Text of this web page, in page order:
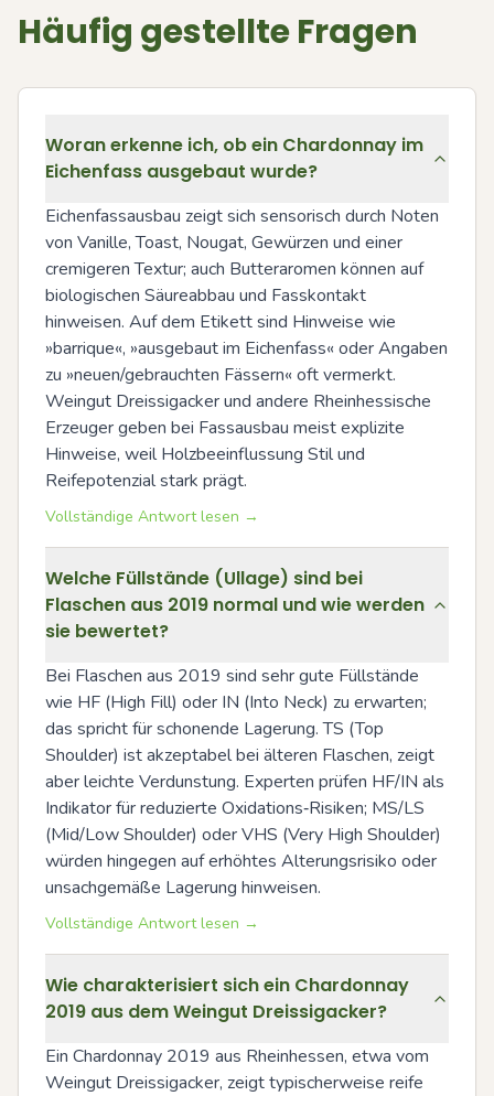
Häufig gestellte Fragen
Woran erkenne ich, ob ein Chardonnay im
Eichenfass ausgebaut wurde?
Eichenfassausbau zeigt sich sensorisch durch Noten
von Vanille, Toast, Nougat, Gewürzen und einer
cremigeren Textur; auch Butteraromen können auf
biologischen Säureabbau und Fasskontakt
hinweisen. Auf dem Etikett sind Hinweise wie
»barrique«, »ausgebaut im Eichenfass« oder Angaben
zu »neuen/gebrauchten Fässern« oft vermerkt.
Weingut Dreissigacker und andere Rheinhessische
Erzeuger geben bei Fassausbau meist explizite
Hinweise, weil Holzbeeinflussung Stil und
Reifepotenzial stark prägt.
Vollständige Antwort lesen →
Welche Füllstände (Ullage) sind bei
Flaschen aus 2019 normal und wie werden
sie bewertet?
Bei Flaschen aus 2019 sind sehr gute Füllstände
wie HF (High Fill) oder IN (Into Neck) zu erwarten;
das spricht für schonende Lagerung. TS (Top
Shoulder) ist akzeptabel bei älteren Flaschen, zeigt
aber leichte Verdunstung. Experten prüfen HF/IN als
Indikator für reduzierte Oxidations‑Risiken; MS/LS
(Mid/Low Shoulder) oder VHS (Very High Shoulder)
würden hingegen auf erhöhtes Alterungsrisiko oder
unsachgemäße Lagerung hinweisen.
Vollständige Antwort lesen →
Wie charakterisiert sich ein Chardonnay
2019 aus dem Weingut Dreissigacker?
Ein Chardonnay 2019 aus Rheinhessen, etwa vom
Weingut Dreissigacker, zeigt typischerweise reife